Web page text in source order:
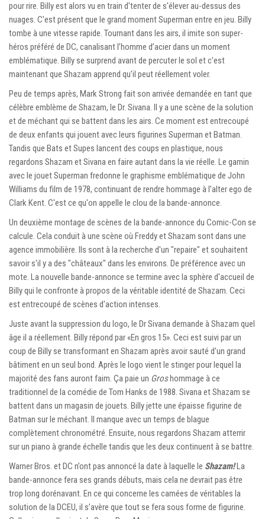
pour rire. Billy est alors vu en train d'tenter de s'élever au-dessus des
nuages. C'est présent que le grand moment Superman entre en jeu. Billy
tombe à une vitesse rapide. Tournant dans les airs, il imite son super-
héros préféré de DC, canalisant l’homme d’acier dans un moment
emblématique. Billy se surprend avant de percuter le sol et c'est
maintenant que Shazam apprend qu'il peut réellement voler.
Peu de temps après, Mark Strong fait son arrivée demandée en tant que
célèbre emblème de Shazam, le Dr. Sivana. Il y a une scène de la solution
et de méchant qui se battent dans les airs. Ce moment est entrecoupé
de deux enfants qui jouent avec leurs figurines Superman et Batman.
Tandis que Bats et Supes lancent des coups en plastique, nous
regardons Shazam et Sivana en faire autant dans la vie réelle. Le gamin
avec le jouet Superman fredonne le graphisme emblématique de John
Williams du film de 1978, continuant de rendre hommage à l’alter ego de
Clark Kent. C'est ce qu'on appelle le clou de la bande-annonce.
Un deuxième montage de scènes de la bande-annonce du Comic-Con se
calcule. Cela conduit à une scène où Freddy et Shazam sont dans une
agence immobilière. Ils sont à la recherche d'un "repaire" et souhaitent
savoir s'il y a des "châteaux" dans les environs. De préférence avec un
mote. La nouvelle bande-annonce se termine avec la sphère d'accueil de
Billy qui le confronte à propos de la véritable identité de Shazam. Ceci
est entrecoupé de scènes d'action intenses.
Juste avant la suppression du logo, le Dr Sivana demande à Shazam quel
âge il a réellement. Billy répond par «En gros 15». Ceci est suivi par un
coup de Billy se transformant en Shazam après avoir sauté d'un grand
bâtiment en un seul bond. Après le logo vient le stinger pour lequel la
majorité des fans auront faim. Ça paie un Groshommage à ce
traditionnel de la comédie de Tom Hanks de 1988. Sivana et Shazam se
battent dans un magasin de jouets. Billy jette une épaisse figurine de
Batman sur le méchant. Il manque avec un temps de blague
complètement chronométré. Ensuite, nous regardons Shazam atterrir
sur un piano à grande échelle tandis que les deux continuent à se battre.
Warner Bros. et DC n’ont pas annoncé la date à laquelle le Shazam!La
bande-annonce fera ses grands débuts, mais cela ne devrait pas être
trop long dorénavant. En ce qui concerne les camées de véritables la
solution de la DCEU, il s’avère que tout se fera sous forme de figurine.